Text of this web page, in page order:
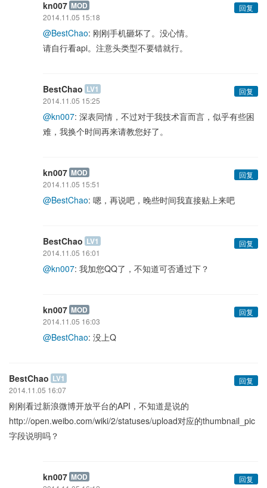
kn007 MOD
回复
2014.11.05 15:18
@BestChao: 刚刚手机砸坏了。没心情。
请自行看api。注意头类型不要错就行。
BestChao LV1
回复
2014.11.05 15:25
@kn007: 深表同情，不过对于我技术盲而言，似乎有些困
难，我换个时间再来请教您好了。
kn007 MOD
回复
2014.11.05 15:51
@BestChao: 嗯，再说吧，晚些时间我直接贴上来吧
BestChao LV1
回复
2014.11.05 16:01
@kn007: 我加您QQ了，不知道可否通过下？
kn007 MOD
回复
2014.11.05 16:03
@BestChao: 没上Q
BestChao LV1
回复
2014.11.05 16:07
刚刚看过新浪微博开放平台的API，不知道是说的
http://open.weibo.com/wiki/2/statuses/upload对应的thumbnail_pic
字段说明吗？
kn007 MOD
回复